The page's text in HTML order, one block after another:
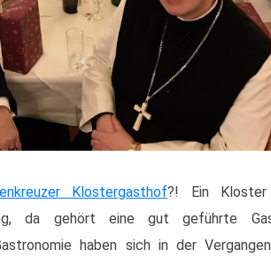
Klostergasthof?! Ein
da gehört eine gut geführte
haben sich in der